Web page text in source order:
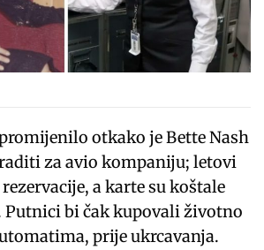
otkako je Bette Nash
za avio kompaniju; letovi
a karte su koštale
Putnici bi čak kupovali životno
prije ukrcavanja.